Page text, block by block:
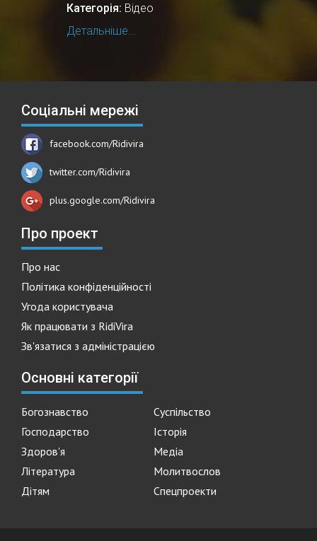
Категорія: Відео
Детальніше...
Соціальні мережі
facebook.com/Ridivira
twitter.com/Ridivira
plus.google.com/Ridivira
Про проект
Про нас
Політика конфіденційності
Угода користувача
Як працювати з RidiVira
Зв'язатися з адміністрацією
Основні категорії
Богознавство
Суспільство
Господарство
Історія
Здоров'я
Медіа
Література
Молитвослов
Дітям
Спецпроекти